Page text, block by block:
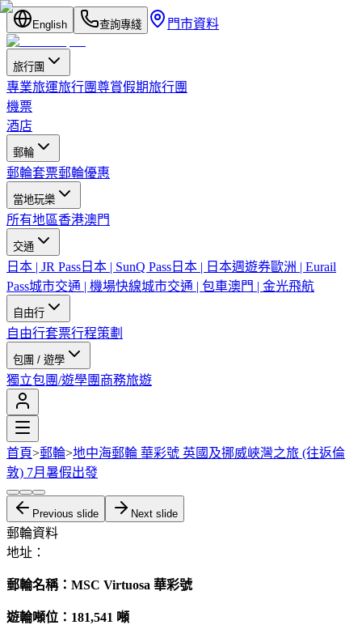
English 查詢專綫 門市資料
旅行團
專業旅運旅行團尊賞假期旅行團
機票
酒店
郵輪
郵輪套票郵輪優惠
當地玩樂
所有地區香港澳門
交通
日本 | JR Pass 日本 | SunQ Pass 日本 | 日本週遊券歐洲 | Eurail
Pass城市交通 | 機場快線城市交通 | 包車澳門 | 金光飛航
自由行
自由行套票行程策劃
包團 / 遊學
獨立包團/遊學團 商務旅遊
首頁>郵輪>地中海郵輪 華彩號 英國及挪威峽灣之旅 (往返倫
敦) 7月暑假出發
Previous slide Next slide
郵輪資料
地址：
郵輪名稱：MSC Virtuosa 華彩號
遊輪噸位：181,541 噸